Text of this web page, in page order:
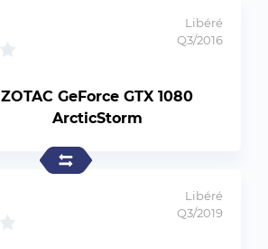
Libéré
Q3/2016
ZOTAC GeForce GTX 1080
ArcticStorm
Libéré
Q3/2019